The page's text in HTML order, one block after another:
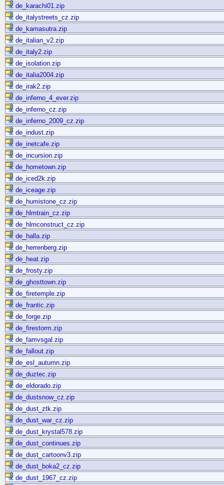
de_karachi01.zip
de_italystreets_cz.zip
de_kamasutra.zip
de_italian_v2.zip
de_italy2.zip
de_isolation.zip
de_italia2004.zip
de_irak2.zip
de_inferno_4_ever.zip
de_inferno_cz.zip
de_inferno_2009_cz.zip
de_indust.zip
de_inetcafe.zip
de_incursion.zip
de_hometown.zip
de_iced2k.zip
de_iceage.zip
de_humistone_cz.zip
de_hlmtrain_cz.zip
de_hlmconstruct_cz.zip
de_halla.zip
de_herrenberg.zip
de_heat.zip
de_frosty.zip
de_ghosttown.zip
de_firetemple.zip
de_frantic.zip
de_forge.zip
de_firestorm.zip
de_famvsgal.zip
de_fallout.zip
de_esl_autumn.zip
de_duztec.zip
de_eldorado.zip
de_dustsnow_cz.zip
de_dust_ztk.zip
de_dust_war_cz.zip
de_dust_krystal578.zip
de_dust_continues.zip
de_dust_cartoonv3.zip
de_dust_boka2_cz.zip
de_dust_1967_cz.zip